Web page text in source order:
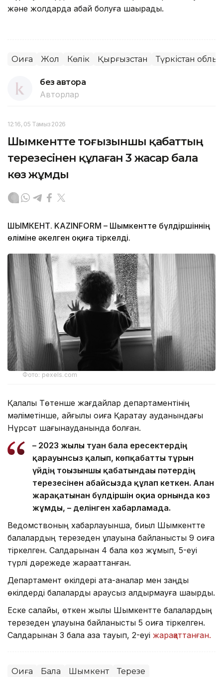
және жолдарда абай болуға шақырады.
Оқиға Жол Көлік Қырғызстан Түркістан
без автора
Авторлар
12:16, 05 Тамыз 2026
Шымкентте тоғызыншы қабаттың
терезесінен құлаған 3 жасар бала
көз жұмды
ШЫМКЕНТ. KAZINFORM – Шымкентте бүлдіршіннің
өліміне әкелген оқиға тіркелді.
Фото: pexels.com
Қалалық Төтенше жағдайлар департаментінің
мәліметінше, қайғылы оқиға Қаратау ауданындағы
Нұрсәт шағынауданында болған.
– 2023 жылы туған бала ересектердің
қарауынсыз қалып, көпқабатты тұрғын
үйдің тоғызыншы қабатындағы пәтердің
терезесінен абайсызда құлап кеткен. Алған
жарақатынан бүлдіршін оқиға орнында көз
жұмды, – делінген хабарламада.
Ведомствоның хабарлауынша, биыл Шымкентте
балалардың терезеден құлауына байланысты 9 оқиға
тіркелген. Салдарынан 4 бала көз жұмып, 5-еуі
түрлі дәрежеде жарақаттанған.
Департамент өкілдері ата-аналар мен заңды
өкілдерді балаларды қараусыз қалдырмауға шақырды.
Еске салайық, өткен жылы Шымкентте балалардың
терезеден құлауына байланысты 5 оқиға тіркелген.
Салдарынан 3 бала қаза тауып, 2-еуі жарақаттанған.
Оқиға Бала Шымкент Терезе